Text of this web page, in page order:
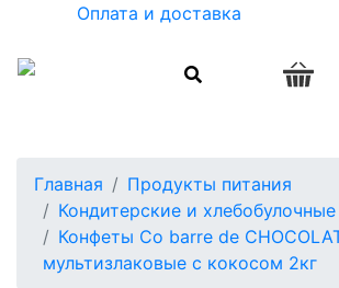
Оплата и доставка
Главная
Продукты питания
Кондитерские и
Конфеты Co barre de
мультизлаковые с кокосом 2кг